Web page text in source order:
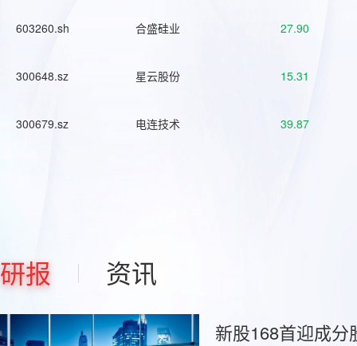
603260.sh 合盛硅业 27.90
300648.sz 星云股份 15.31
300679.sz 电连技术 39.87
研报 资讯
新股168首迎成